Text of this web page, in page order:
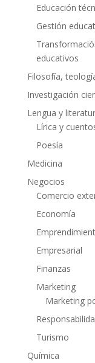
Educación
Gestión
educativos
Filosofía,
Investigación
Lengua y
Lírica y
Poesía
Medicina
Negocios
Comercio
Economía
Empresarial
Finanzas
Marketing
Marketing
Turismo
Química